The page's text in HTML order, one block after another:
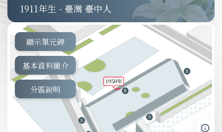
1911 - 臺灣 臺中人
顯示單元碑
基本資料簡介
分區說明